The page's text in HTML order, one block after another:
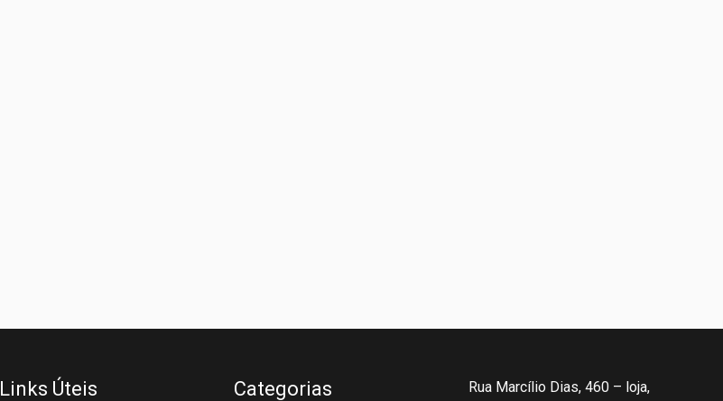
Links Úteis Categorias Rua Marcílio Dias, 460 – loja,